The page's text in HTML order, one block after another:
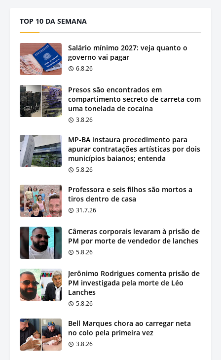
TOP 10 DA SEMANA
Salário mínimo 2027: veja quanto o
governo vai pagar
6.8.26
Presos são encontrados em
compartimento secreto de carreta com
uma tonelada de cocaína
3.8.26
MP-BA instaura procedimento para
apurar contratações artísticas por dois
municípios baianos; entenda
5.8.26
Professora e seis filhos são mortos a
tiros dentro de casa
31.7.26
Câmeras corporais levaram à prisão de
PM por morte de vendedor de lanches
5.8.26
Jerônimo Rodrigues comenta prisão de
PM investigada pela morte de Léo
Lanches
5.8.26
Bell Marques chora ao carregar neta
no colo pela primeira vez
3.8.26